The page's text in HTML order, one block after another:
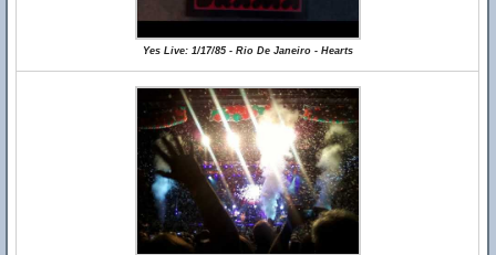
Yes Live: 1/17/85 - Rio De Janeiro - Hearts